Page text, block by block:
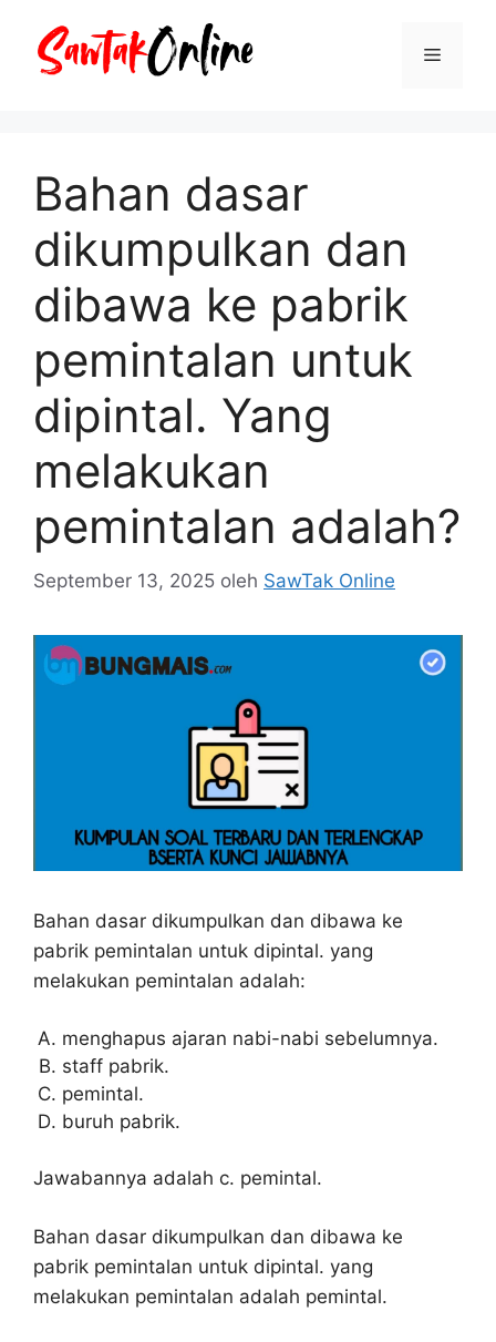
Menu
Bahan dasar
dikumpulkan dan
dibawa ke pabrik
pemintalan untuk
dipintal. Yang
melakukan
pemintalan adalah?
September 13, 2025 oleh SawTak Online
Bahan dasar dikumpulkan dan dibawa ke
pabrik pemintalan untuk dipintal. yang
melakukan pemintalan adalah:
menghapus ajaran nabi-nabi sebelumnya.
staff pabrik.
pemintal.
buruh pabrik.
Jawabannya adalah c. pemintal.
Bahan dasar dikumpulkan dan dibawa ke
pabrik pemintalan untuk dipintal. yang
melakukan pemintalan adalah pemintal.